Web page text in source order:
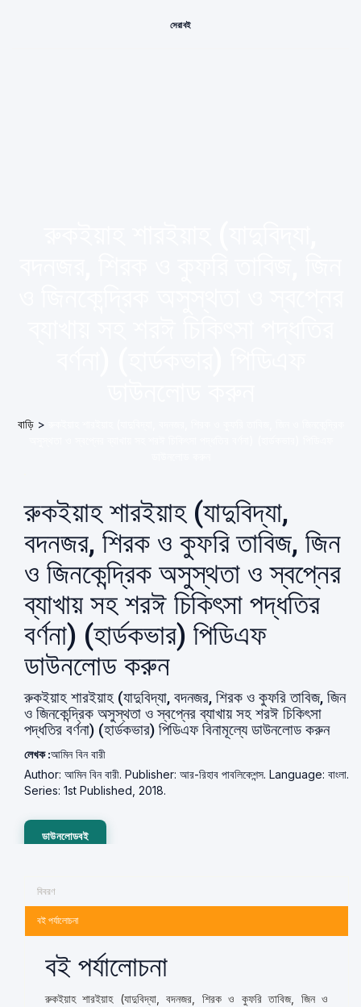
সেরা বই
বাড়ি>
রুকইয়াহ শারইয়াহ (যাদুবিদ্যা,
বদনজর, শিরক ও কুফরি তাবিজ, জিন
ও জিনকেন্দ্রিক অসুস্থতা ও স্বপ্নের
ব্যাখায় সহ শরঈ চিকিৎসা পদ্ধতির
বর্ণনা) (হার্ডকভার) পিডিএফ
ডাউনলোড করুন
রুকইয়াহ শারইয়াহ (যাদুবিদ্যা, বদনজর, শিরক ও কুফরি তাবিজ, জিন
ও জিনকেন্দ্রিক অসুস্থতা ও স্বপ্নের ব্যাখায় সহ শরঈ চিকিৎসা
পদ্ধতির বর্ণনা) (হার্ডকভার) পিডিএফ বিনামূল্যে ডাউনলোড করুন
লেখক :আমিন বিন বারী
Author: আমিন বিন বারী. Publisher: আর-রিহাব পাবলিকেশন্স. Language: বাংলা.
Series: 1st Published, 2018.
ডাউনলোডবই
বিবরণ
বই পর্যালোচনা
বই পর্যালোচনা
রুকইয়াহ শারইয়াহ (যাদুবিদ্যা, বদনজর, শিরক ও কুফরি তাবিজ, জিন ও